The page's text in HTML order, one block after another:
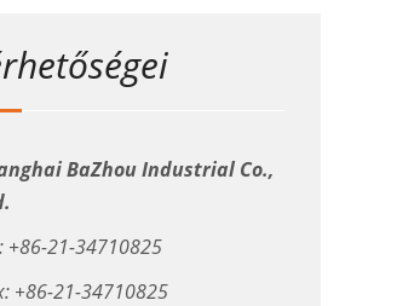
BaZhou Industrial Co.,
+86-21-34710825
+86-21-34710825